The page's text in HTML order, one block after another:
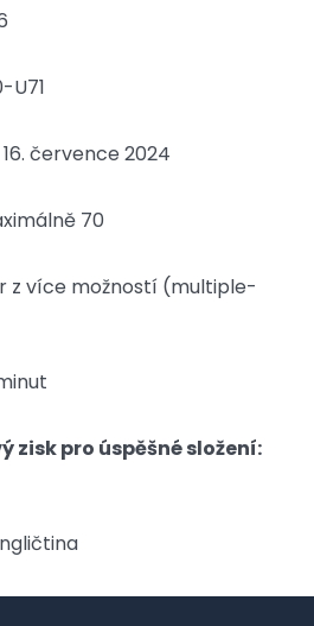
U71
16. července 2024
70
z více možností (multiple-
zisk pro úspěšné složení: